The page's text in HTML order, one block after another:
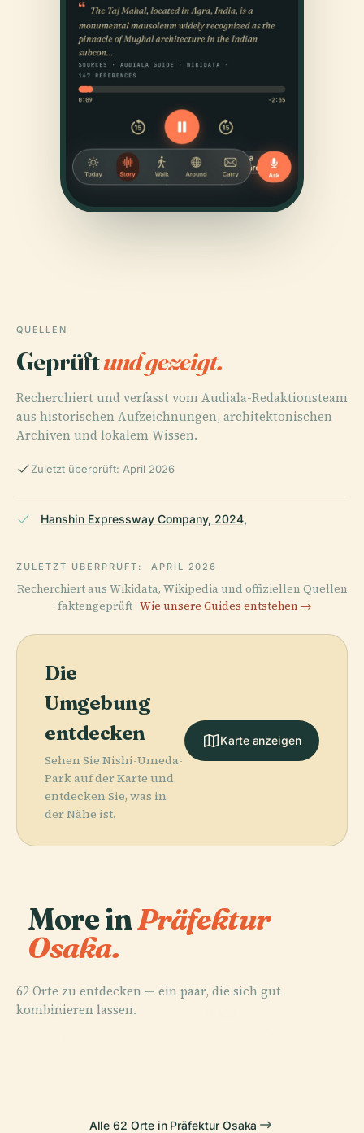
QUELLEN
Geprüftund gezeigt.
Recherchiert und verfasst vom Audiala-Redaktionsteam
aus historischen Aufzeichnungen, architektonischen
Archiven und lokalem Wissen.
Zuletzt überprüft: April 2026
Hanshin Expressway Company, 2024,
ZULETZT ÜBERPRÜFT: APRIL 2026
Recherchiert aus Wikidata, Wikipedia und offiziellen Quellen
· faktengeprüft · Wie unsere Guides entstehen →
Die
Umgebung
entdecken
Sehen Sie Nishi-Umeda-
Park auf der Karte und
entdecken Sie, was in
der Nähe ist.
Karte anzeigen
More inPräfektur
Osaka.
62 Orte zu entdecken — ein paar, die sich gut
kombinieren lassen.
PLACE
PLACE
Alle 62 Orte in Präfektur Osaka